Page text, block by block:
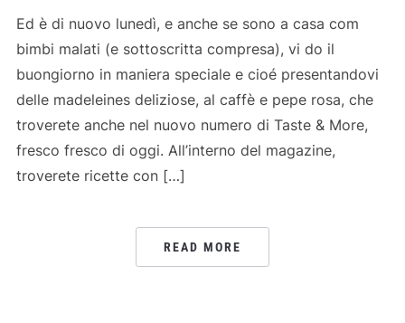
Ed è di nuovo lunedì, e anche se sono a casa com
bimbi malati (e sottoscritta compresa), vi do il
buongiorno in maniera speciale e cioé presentandovi
delle madeleines deliziose, al caffè e pepe rosa, che
troverete anche nel nuovo numero di Taste & More,
fresco fresco di oggi. All’interno del magazine,
troverete ricette con […]
READ MORE